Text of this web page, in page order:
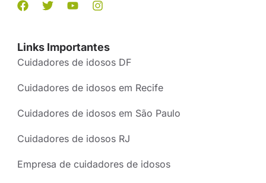
Links Importantes
Cuidadores de idosos DF
Cuidadores de idosos em Recife
Cuidadores de idosos em São Paulo
Cuidadores de idosos RJ
Empresa de cuidadores de idosos